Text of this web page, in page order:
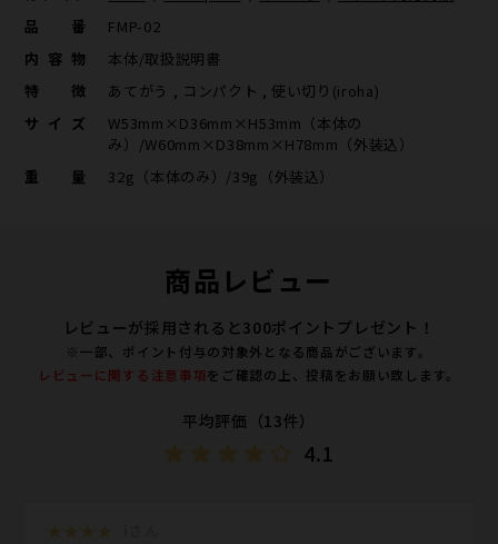
品番
FMP-02
内容物
本体/取扱説明書
特徴
あてがう , コンパクト , 使い切り(iroha)
サイズ
W53mm×D36mm×H53mm（本体の
み）/W60mm×D38mm×H78mm（外装込）
重量
32g（本体のみ）/39g（外装込）
商品レビュー
レビューが採用されると300ポイントプレゼント！
※一部、ポイント付与の対象外となる商品がございます。
レビューに関する注意事項をご確認の上、投稿をお願い致します。
平均評価（13件）
4.1